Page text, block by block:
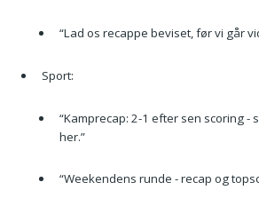
“Lad os recappe beviset, før vi går
Sport:
“Kamprecap: 2-1 efter sen scoring -
her.”
“Weekendens runde - recap og